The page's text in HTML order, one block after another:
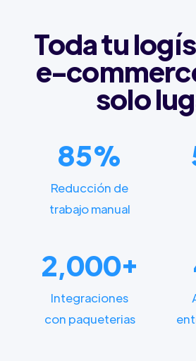
Toda tu
e-
solo
85%
Reducción de
trabajo manual
2,000+
Integraciones
con paqueterias